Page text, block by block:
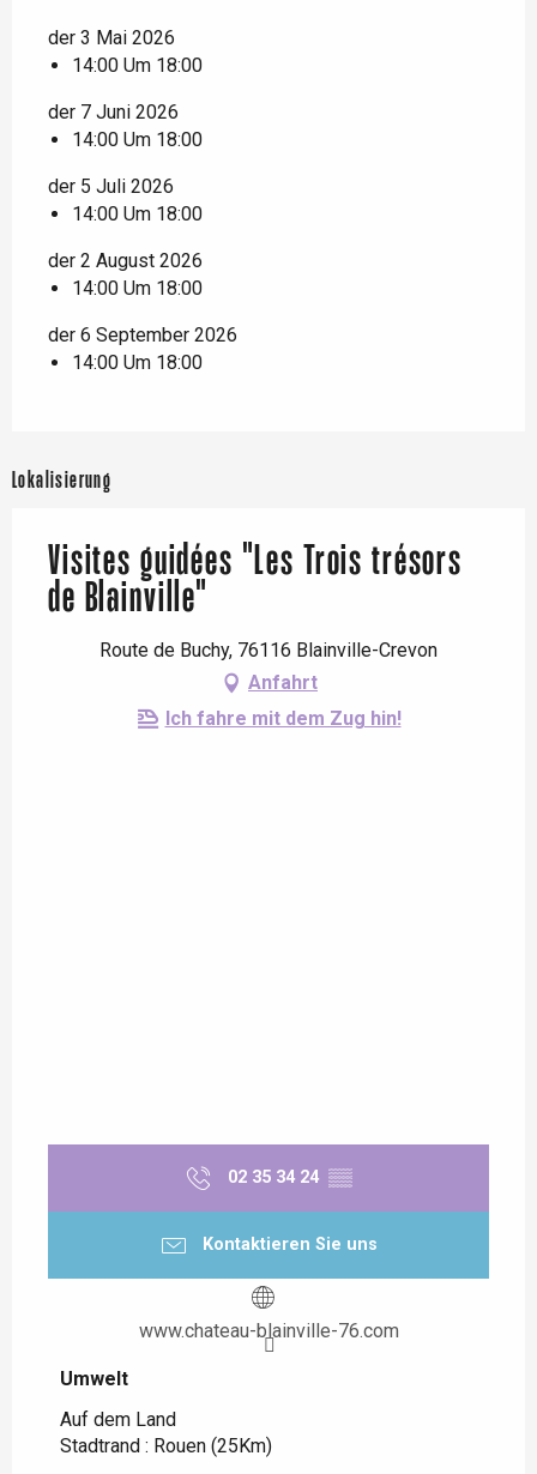
der 3 Mai 2026
14:00 Um 18:00
der 7 Juni 2026
14:00 Um 18:00
der 5 Juli 2026
14:00 Um 18:00
der 2 August 2026
14:00 Um 18:00
der 6 September 2026
14:00 Um 18:00
Lokalisierung
Visites guidées "Les Trois trésors
de Blainville"
Route de Buchy, 76116 Blainville-Crevon
Anfahrt
Ich fahre mit dem Zug hin!
02 35 34 24 ▒▒
Kontaktieren Sie uns
www.chateau-blainville-76.com
Umwelt
Umwelt
Auf dem Land
Stadtrand : Rouen (25Km)